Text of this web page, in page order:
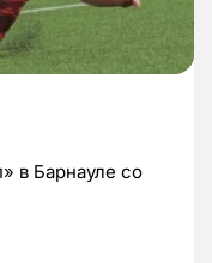
в Барнауле со